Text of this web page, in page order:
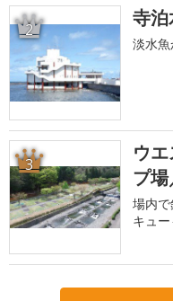
2 寺
淡水
3
ウ
プ
場内
キュ